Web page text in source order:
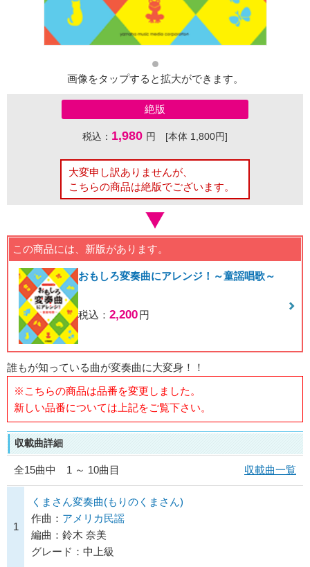
画像をタップすると拡大ができます。
絶版
税込： 1,980 円 [本体 1,800円]
大変申し訳ありませんが、
こちらの商品は絶版でございます。
この商品には、新版があります。
おもしろ変奏曲にアレンジ！～童謡唱歌～
税込： 2,200円
誰もが知っている曲が変奏曲に大変身！！
※こちらの商品は品番を変更しました。
新しい品番については上記をご覧下さい。
収載曲詳細
全15曲中 1 ～ 10曲目 収載曲一覧
1
くまさん変奏曲(もりのくまさん)
作曲： アメリカ民謡
編曲：鈴木 奈美
グレード：中上級